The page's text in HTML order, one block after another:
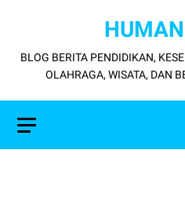
BLOG BERITA PENDIDIKAN,
OLAHRAGA, WISATA, DAN